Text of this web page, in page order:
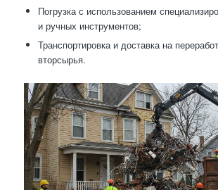
Погрузка с использованием
и ручных инструментов;
Транспортировка и доставка на
вторсырья.